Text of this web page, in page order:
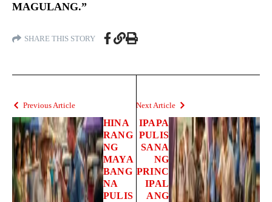
MAGULANG.”
SHARE THIS STORY
Previous Article
HINA
RANG
NG
MAYA
BANG
NA
PULIS
Next Article
IPAPA
PULIS
SANA
NG
PRINC
IPAL
ANG